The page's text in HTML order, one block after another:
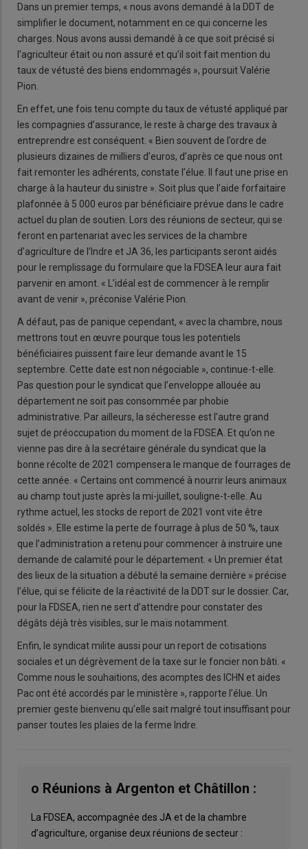
Dans un premier temps, « nous avons demandé à la DDT de
simplifier le document, notamment en ce qui concerne les
charges. Nous avons aussi demandé à ce que soit précisé si
l’agriculteur était ou non assuré et qu’il soit fait mention du
taux de vétusté des biens endommagés », poursuit Valérie
Pion.
En effet, une fois tenu compte du taux de vétusté appliqué par
les compagnies d’assurance, le reste à charge des travaux à
entreprendre est conséquent. « Bien souvent de l’ordre de
plusieurs dizaines de milliers d’euros, d’après ce que nous ont
fait remonter les adhérents, constate l’élue. Il faut une prise en
charge à la hauteur du sinistre ». Soit plus que l’aide forfaitaire
plafonnée à 5 000 euros par bénéficiaire prévue dans le cadre
actuel du plan de soutien. Lors des réunions de secteur, qui se
feront en partenariat avec les services de la chambre
d’agriculture de l’Indre et JA 36, les participants seront aidés
pour le remplissage du formulaire que la FDSEA leur aura fait
parvenir en amont. « L’idéal est de commencer à le remplir
avant de venir », préconise Valérie Pion.
A défaut, pas de panique cependant, « avec la chambre, nous
mettrons tout en œuvre pourque tous les potentiels
bénéficiaires puissent faire leur demande avant le 15
septembre. Cette date est non négociable », continue-t-elle.
Pas question pour le syndicat que l’enveloppe allouée au
département ne soit pas consommée par phobie
administrative. Par ailleurs, la sécheresse est l’autre grand
sujet de préoccupation du moment de la FDSEA. Et qu’on ne
vienne pas dire à la secrétaire générale du syndicat que la
bonne récolte de 2021 compensera le manque de fourrages de
cette année. « Certains ont commencé à nourrir leurs animaux
au champ tout juste après la mi-juillet, souligne-t-elle. Au
rythme actuel, les stocks de report de 2021 vont vite être
soldés ». Elle estime la perte de fourrage à plus de 50 %, taux
que l’administration a retenu pour commencer à instruire une
demande de calamité pour le département. « Un premier état
des lieux de la situation a débuté la semaine dernière » précise
l’élue, qui se félicite de la réactivité de la DDT sur le dossier. Car,
pour la FDSEA, rien ne sert d’attendre pour constater des
dégâts déjà très visibles, sur le maïs notamment.
Enfin, le syndicat milite aussi pour un report de cotisations
sociales et un dégrèvement de la taxe sur le foncier non bâti. «
Comme nous le souhaitions, des acomptes des ICHN et aides
Pac ont été accordés par le ministère », rapporte l’élue. Un
premier geste bienvenu qu’elle sait malgré tout insuffisant pour
panser toutes les plaies de la ferme Indre.
o Réunions à Argenton et Châtillon :
La FDSEA, accompagnée des JA et de la chambre
d’agriculture, organise deux réunions de secteur :